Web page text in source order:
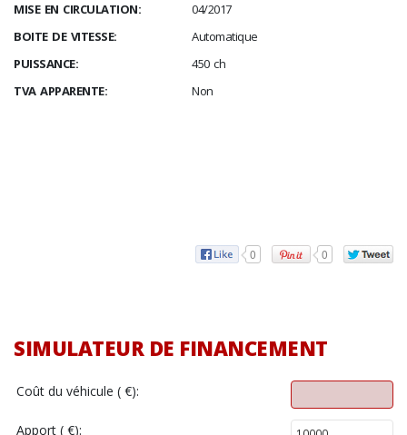
MISE EN CIRCULATION:
04/2017
BOITE DE VITESSE:
Automatique
PUISSANCE:
450 ch
TVA APPARENTE:
Non
0 0
SIMULATEUR DE FINANCEMENT
Coût du véhicule ( €):
Apport ( €):